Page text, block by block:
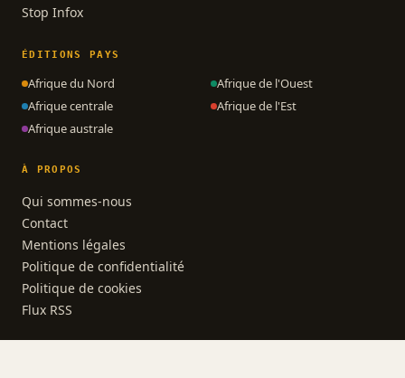
Stop Infox
ÉDITIONS PAYS
Afrique du Nord
Afrique de l'Ouest
Afrique centrale
Afrique de l'Est
Afrique australe
À PROPOS
Qui sommes-nous
Contact
Mentions légales
Politique de confidentialité
Politique de cookies
Flux RSS